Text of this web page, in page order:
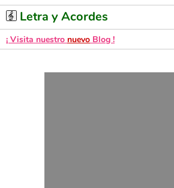
Letra y Acordes
¡ Visita nuestro nuevo Blog !